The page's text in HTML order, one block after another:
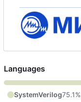
Languages
SystemVerilog75.1%